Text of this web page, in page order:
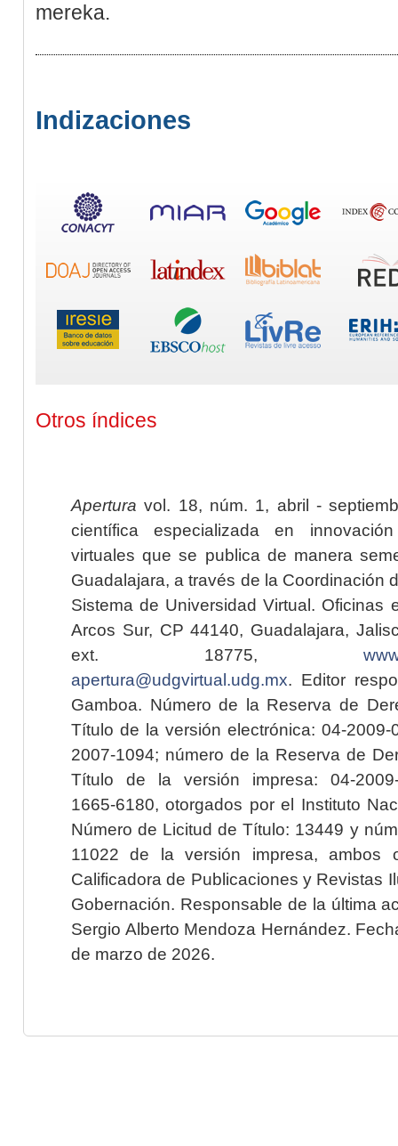
merеka.
Indizaciones
Otros índices
Apertura vol. 18, núm. 1, abril -
científica especializada en
virtuales que se publica de manera
Guadalajara, a través de la Coordinación
Sistema de Universidad Virtual. Oficinas
Arcos Sur, CP 44140, Guadalajara,
ext. 18775,
apertura@udgvirtual.udg.mx. Editor
Gamboa. Número de la Reserva de
Título de la versión electrónica: 04-2009-
2007-1094; número de la Reserva de
Título de la versión impresa: 04-2009-
1665-6180, otorgados por el Instituto
Número de Licitud de Título: 13449 y
11022 de la versión impresa, ambos
Calificadora de Publicaciones y Revistas
Gobernación. Responsable de la última
Sergio Alberto Mendoza Hernández.
de marzo de 2026.